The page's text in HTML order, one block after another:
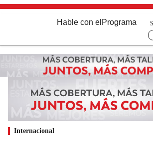
Hable con el Programa
Internacional